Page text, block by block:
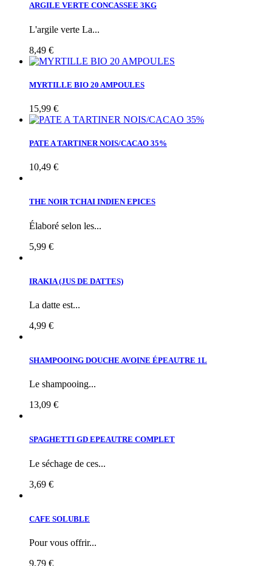
ARGILE VERTE CONCASSEE 3KG
L'argile verte La...
8,49 €
MYRTILLE BIO 20 AMPOULES
15,99 €
PATE A TARTINER NOIS/CACAO 35%
10,49 €
THE NOIR TCHAI INDIEN EPICES
Élaboré selon les...
5,99 €
IRAKIA (JUS DE DATTES)
La datte est...
4,99 €
SHAMPOOING DOUCHE AVOINE ÉPEAUTRE 1L
Le shampooing...
13,09 €
SPAGHETTI GD EPEAUTRE COMPLET
Le séchage de ces...
3,69 €
CAFE SOLUBLE
Pour vous offrir...
9,79 €